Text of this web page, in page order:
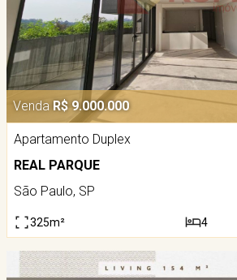
Venda R$ 9.000.000
Apartamento Duplex
REAL PARQUE
São Paulo, SP
325m² 4